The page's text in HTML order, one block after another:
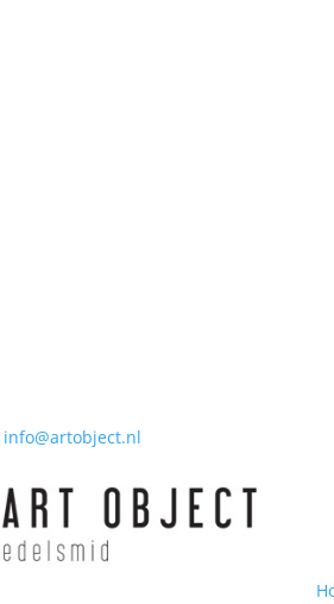
info@artobject.nl